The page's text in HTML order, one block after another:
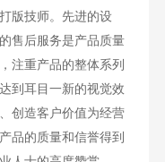
版技师。先进的设
售后服务是产品质量
注重产品的整体系列
到耳目一新的视觉效
创造客户价值为经营
品的质量和信誉得到